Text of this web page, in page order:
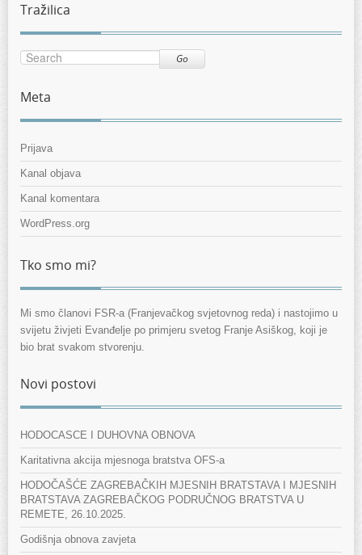
Tražilica
Go
Meta
Prijava
Kanal objava
Kanal komentara
WordPress.org
Tko smo mi?
Mi smo članovi FSR-a (Franjevačkog svjetovnog reda) i nastojimo u
svijetu živjeti Evanđelje po primjeru svetog Franje Asiškog, koji je
bio brat svakom stvorenju.
Novi postovi
HODOCASCE I DUHOVNA OBNOVA
Karitativna akcija mjesnoga bratstva OFS-a
HODOČAŠĆE ZAGREBAČKIH MJESNIH BRATSTAVA I MJESNIH
BRATSTAVA ZAGREBAČKOG PODRUČNOG BRATSTVA U
REMETE, 26.10.2025.
Godišnja obnova zavjeta